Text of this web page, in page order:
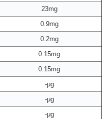
23mg
0.9mg
0.2mg
0.15mg
0.15mg
-μg
-μg
-μg